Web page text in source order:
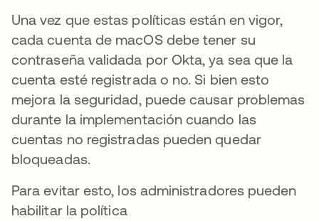
Una vez que estas políticas están en vigor,
cada cuenta de macOS debe tener su
contraseña validada por Okta, ya sea que la
cuenta esté registrada o no. Si bien esto
mejora la seguridad, puede causar problemas
durante la implementación cuando las
cuentas no registradas pueden quedar
bloqueadas.
Para evitar esto, los administradores pueden
habilitar la política